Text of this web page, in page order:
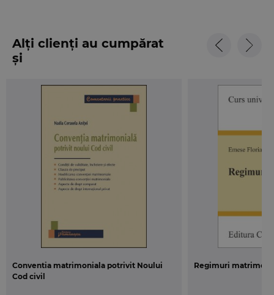
Alți clienți au cumpărat
și
Conventia matrimoniala potrivit Noului
Cod civil
Regimuri